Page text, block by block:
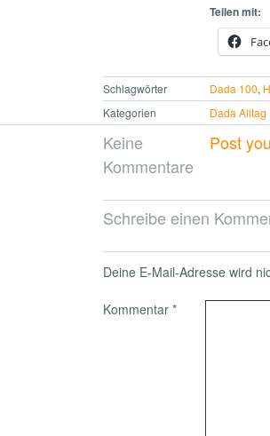
Teilen mit:
Schlagwörter Dada 100,
Kategorien
Dada Alltag
Keine
Kommentare
Post
Schreibe einen
Deine E-Mail-Adresse wird
Kommentar *